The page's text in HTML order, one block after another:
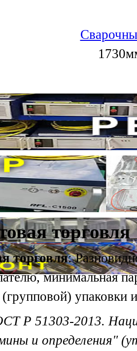
торговля
торговля:
минимальная
упаковки
Р 51303-2013.
и определения"